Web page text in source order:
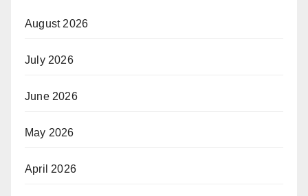
August 2026
July 2026
June 2026
May 2026
April 2026